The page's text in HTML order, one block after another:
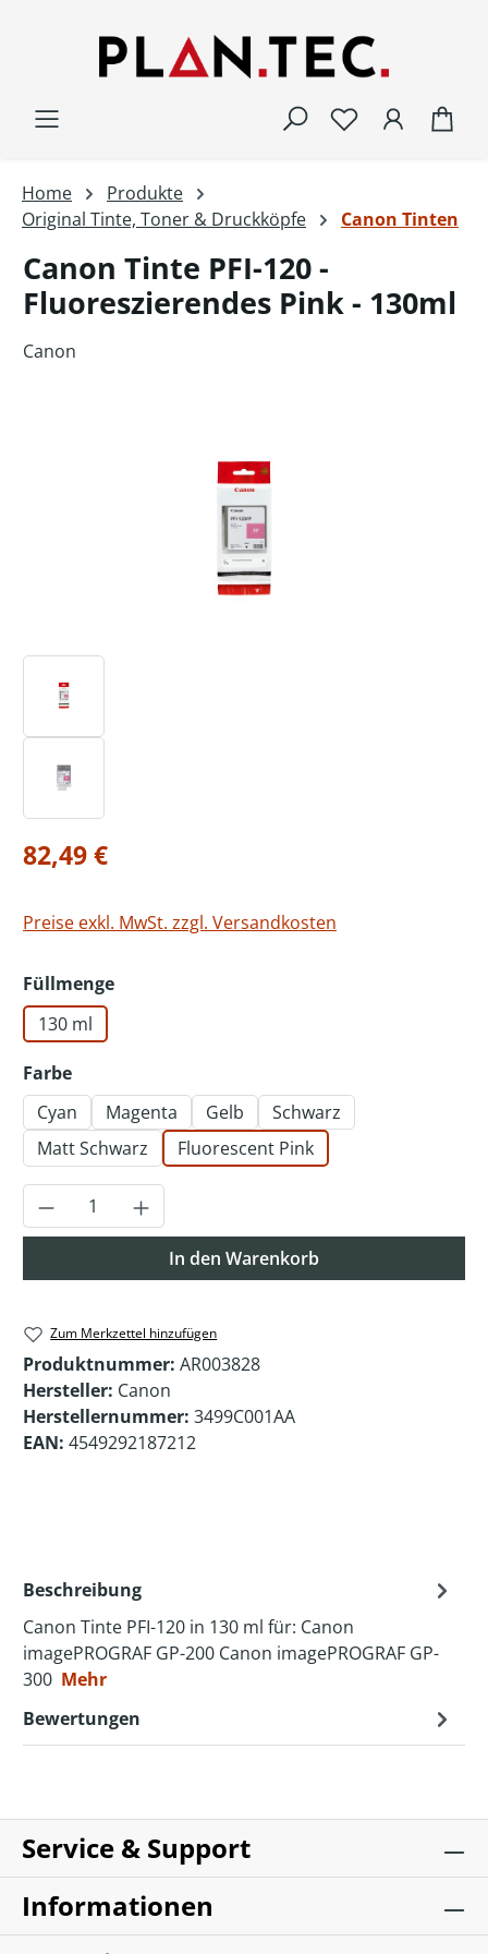
Home
Produkte
Original Tinte, Toner & Druckköpfe
Canon Tinten
Canon Tinte PFI-120 -
Fluoreszierendes Pink - 130ml
Canon
Regulärer Preis:
82,49 €
Preise exkl. MwSt. zzgl. Versandkosten
Füllmengeauswählen
130 ml
Farbeauswählen
Cyan
Magenta Gelb
Schwarz
Matt Schwarz
Fluorescent Pink
Produkt Anzahl: Gib den gewünschten
In den Warenkorb
Zum Merkzettel hinzufügen
Produktnummer: AR003828
Hersteller: Canon
Herstellernummer: 3499C001AA
EAN: 4549292187212
Beschreibung
Canon Tinte PFI-120 in 130 ml für: Canon
imagePROGRAF GP-200 Canon imagePROGRAF GP-
300 Mehr
Bewertungen
Service & Support
Informationen